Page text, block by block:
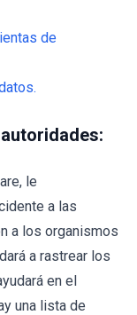
de
le
a las
a los organismos
a rastrear los
en el
una lista de